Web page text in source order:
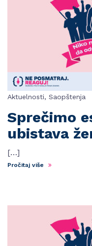
Aktuelnosti, Saopštenja
Sprečimo
ubistava
[…]
Pročitaj više